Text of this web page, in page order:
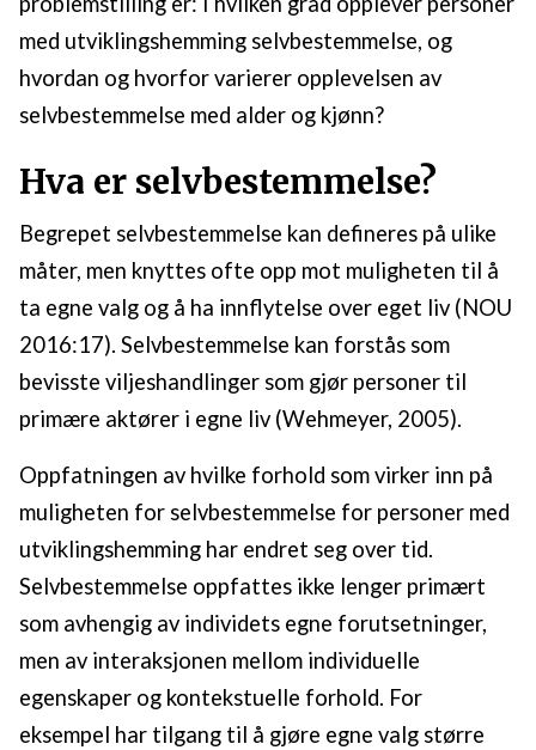
med utviklingshemming selvbestemmelse, og
hvordan og hvorfor varierer opplevelsen av
selvbestemmelse med alder og kjønn?
Hva er selvbestemmelse?
Begrepet selvbestemmelse kan defineres på ulike
måter, men knyttes ofte opp mot muligheten til å
ta egne valg og å ha innflytelse over eget liv (NOU
2016:17). Selvbestemmelse kan forstås som
bevisste viljeshandlinger som gjør personer til
primære aktører i egne liv (Wehmeyer, 2005).
Oppfatningen av hvilke forhold som virker inn på
muligheten for selvbestemmelse for personer med
utviklingshemming har endret seg over tid.
Selvbestemmelse oppfattes ikke lenger primært
som avhengig av individets egne forutsetninger,
men av interaksjonen mellom individuelle
egenskaper og kontekstuelle forhold. For
eksempel har tilgang til å gjøre egne valg større